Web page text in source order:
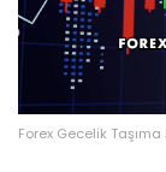
Forex Gecelik